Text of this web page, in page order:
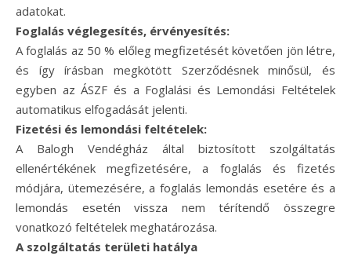
adatokat.
Foglalás véglegesítés, érvényesítés:
A foglalás az 50 % előleg megfizetését követően jön létre,
és így írásban megkötött Szerződésnek minősül, és
egyben az ÁSZF és a Foglalási és Lemondási Feltételek
automatikus elfogadását jelenti.
Fizetési és lemondási feltételek:
A Balogh Vendégház által biztosított szolgáltatás
ellenértékének megfizetésére, a foglalás és fizetés
módjára, ütemezésére, a foglalás lemondás esetére és a
lemondás esetén vissza nem térítendő összegre
vonatkozó feltételek meghatározása.
A szolgáltatás területi hatálya